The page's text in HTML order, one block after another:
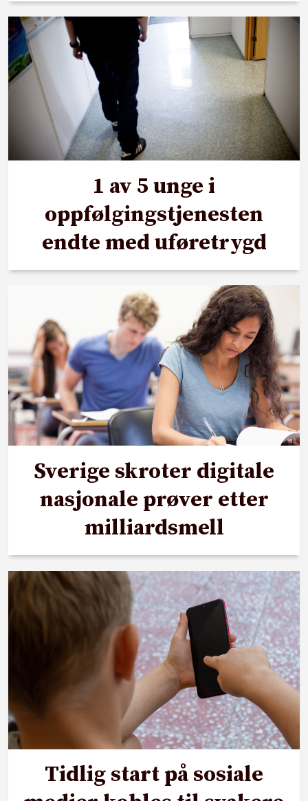
1 av 5 unge i
oppfølgingstjenesten
endte med uføretrygd
Sverige skroter digitale
nasjonale prøver etter
milliardsmell
Tidlig start på sosiale